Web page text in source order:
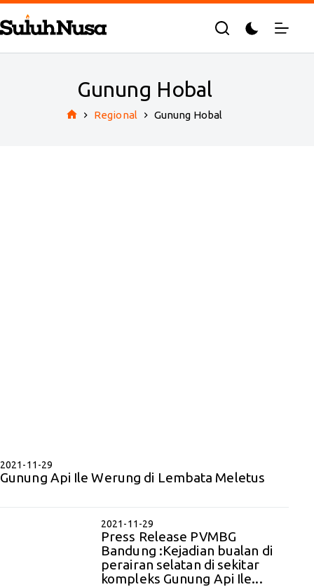
Skip
to
content
Gunung Hobal
Regional Gunung Hobal
2021-11-29
Gunung Api Ile Werung di Lembata Meletus
2021-11-29
Press Release PVMBG
Bandung :Kejadian bualan di
perairan selatan di sekitar
kompleks Gunung Api Ile...